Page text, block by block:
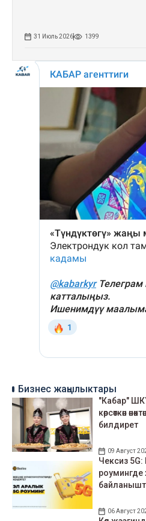
31 Июль 2026 1399
Бизнес жаңылыктары
"Кабар" ШКУ
көрсөткөн
билдирет
09 Август
Чексиз
06 Август